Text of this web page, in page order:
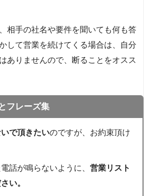
相手の社名や要件を聞いても何も答
して営業を続けてくる場合は、自分
ありませんので、断ることをオスス
フレーズ集
で頂きたいのですが、お約束頂け
話が鳴らないように、営業リスト
い。